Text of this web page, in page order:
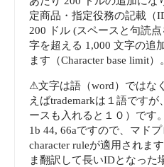
102
2025
|
sabaip.com”
定商品・指定役務の記載（
200 ドル (スペースと句読
字を超える 1,000 文字の
ます（Character base limit）。
⚠文字は語（word）ではな
えばtrademarkは１語です
ースも入れると１０）です
1b 44, 66aですので、マド
character ruleが適用されま
ま翻訳して長いIDとなった